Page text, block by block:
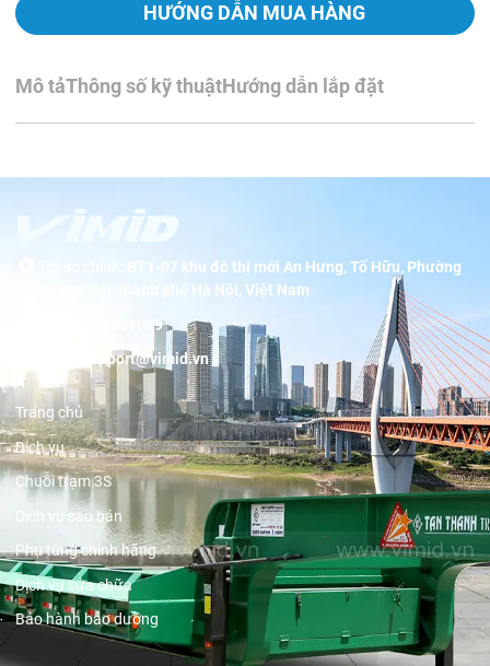
HƯỚNG DẪN MUA HÀNG
Mô tảThông số kỹ thuậtHướng dẫn lắp đặt
BT1-07 khu đô thị mới An Hưng, Tố Hữu, Phường
Dương Nội, thành phố Hà Nội, Việt Nam
19001089
support@vimid.vn
Trang chủ
Dịch vụ
Chuỗi trạm 3S
Dịch vụ sau bán
Phụ tùng chính hãng
Dịch vụ sửa chữa
Bảo hành bảo dưỡng